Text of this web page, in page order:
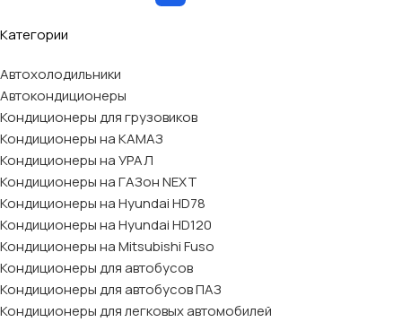
Категории
Автохолодильники
Автокондиционеры
Кондиционеры для грузовиков
Кондиционеры на КАМАЗ
Кондиционеры на УРАЛ
Кондиционеры на ГАЗон NEXT
Кондиционеры на Hyundai HD78
Кондиционеры на Hyundai HD120
Кондиционеры на Mitsubishi Fuso
Кондиционеры для автобусов
Кондиционеры для автобусов ПАЗ
Кондиционеры для легковых автомобилей